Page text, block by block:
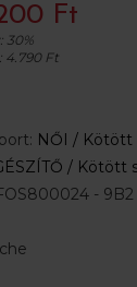
Ft
30%
4.790 Ft
NŐI / Kötött
/ Kötött
- 9B2